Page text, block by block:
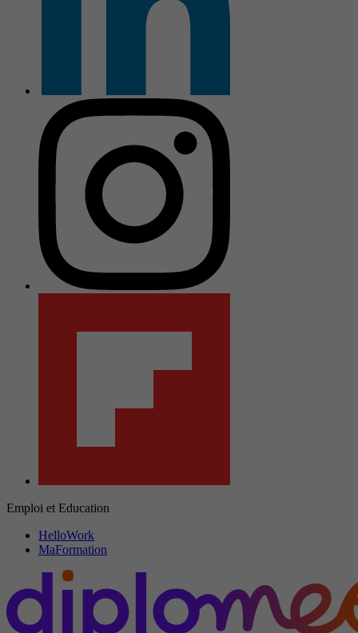
Emploi et Education
HelloWork
MaFormation